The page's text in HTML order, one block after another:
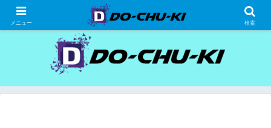
高級ホテルの格安宿泊研究、宿泊記
メニュー 検索